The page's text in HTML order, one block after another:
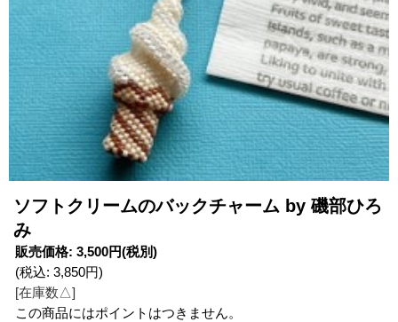
ソフトクリームのバックチャーム by 磯部ひろ
み
販売価格: 3,500円(税別)
(税込: 3,850円)
[在庫数△]
この商品にはポイントはつきません。